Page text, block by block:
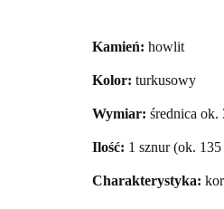
Kamień: howlit
Kolor: turkusowy
Wymiar: średnica
Ilość: 1 sznur (ok. 135
Charakterystyka: